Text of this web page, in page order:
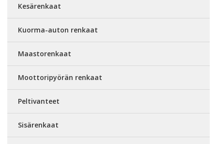
Kesärenkaat
Kuorma-auton renkaat
Maastorenkaat
Moottoripyörän renkaat
Peltivanteet
Sisärenkaat